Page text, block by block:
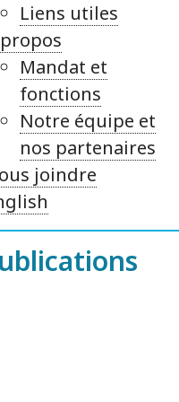
Liens utiles
Mandat et
fonctions
Notre équipe et
nos partenaires
joindre